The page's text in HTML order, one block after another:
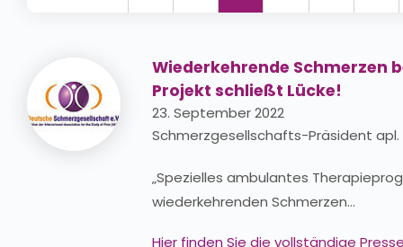
Wiederkehrende Schmerzen
Projekt schließt Lücke!
23. September 2022
Schmerzgesellschafts-Präsident apl.
„Spezielles ambulantes
wiederkehrenden Schmerzen…
Hier finden Sie die vollständige